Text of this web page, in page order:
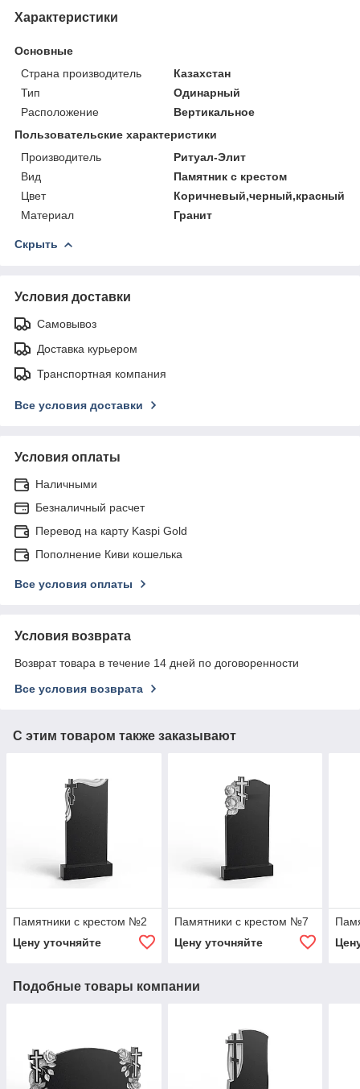
Характеристики
Основные
Страна производитель
Казахстан
Тип
Одинарный
Расположение
Вертикальное
Пользовательские характеристики
Производитель
Ритуал-Элит
Вид
Памятник с крестом
Цвет
Коричневый,черный,красный
Материал
Гранит
Скрыть
Условия доставки
Самовывоз
Доставка курьером
Транспортная компания
Все условия доставки
Условия оплаты
Наличными
Безналичный расчет
Перевод на карту Kaspi Gold
Пополнение Киви кошелька
Все условия оплаты
Условия возврата
Возврат товара в течение 14 дней по договоренности
Все условия возврата
С этим товаром также заказывают
Памятники с крестом №2
Цену уточняйте
Памятники с крестом №7
Цену уточняйте
Подобные товары компании